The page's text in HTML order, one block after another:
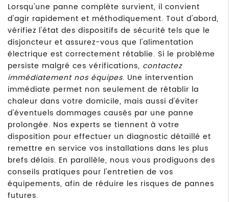
Lorsqu'une panne complète survient, il convient
d'agir rapidement et méthodiquement. Tout d'abord,
vérifiez l'état des dispositifs de sécurité tels que le
disjoncteur et assurez-vous que l'alimentation
électrique est correctement rétablie. Si le problème
persiste malgré ces vérifications, contactez
immédiatement nos équipes. Une intervention
immédiate permet non seulement de rétablir la
chaleur dans votre domicile, mais aussi d'éviter
d'éventuels dommages causés par une panne
prolongée. Nos experts se tiennent à votre
disposition pour effectuer un diagnostic détaillé et
remettre en service vos installations dans les plus
brefs délais. En parallèle, nous vous prodiguons des
conseils pratiques pour l'entretien de vos
équipements, afin de réduire les risques de pannes
futures.